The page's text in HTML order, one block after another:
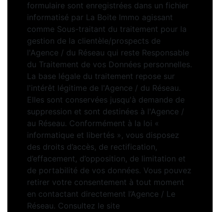
formulaire sont enregistrées dans un fichier
informatisé par La Boite Immo agissant
comme Sous-traitant du traitement pour la
gestion de la clientèle/prospects de
l'Agence / du Réseau qui reste Responsable
du Traitement de vos Données personnelles.
La base légale du traitement repose sur
l'intérêt légitime de l'Agence / du Réseau.
Elles sont conservées jusqu'à demande de
suppression et sont destinées à l'Agence /
au Réseau. Conformément à la loi «
informatique et libertés », vous disposez
des droits d’accès, de rectification,
d’effacement, d’opposition, de limitation et
de portabilité de vos données. Vous pouvez
retirer votre consentement à tout moment
en contactant directement l’Agence / Le
Réseau. Consultez le site